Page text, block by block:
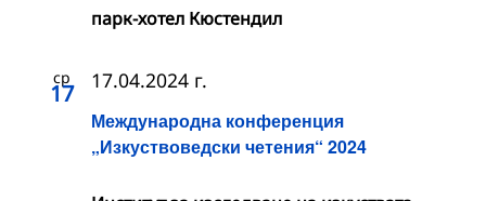
парк-хотел Кюстендил
ср
17
Международна конференция
„Изкуствоведски четения“ 2024
17.04.2024 г.